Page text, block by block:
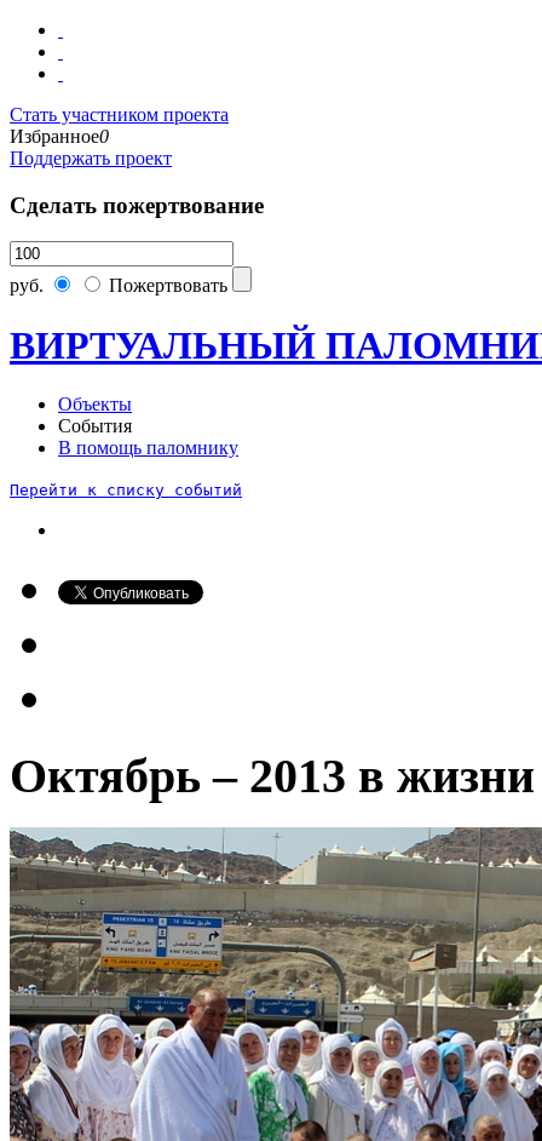
Стать участником проекта
Избранное0
Поддержать проект
Сделать пожертвование
руб. Пожертвовать
ВИРТУАЛЬНЫЙ
Объекты
События
В помощь паломнику
Перейти к списку событий
Октябрь – 2013 в